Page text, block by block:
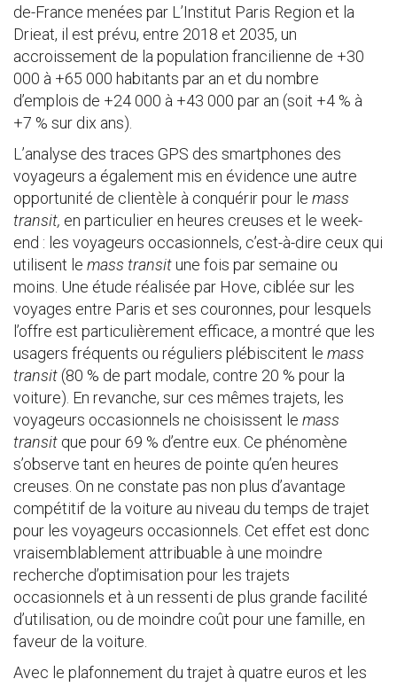
de-France menées par L’Institut Paris Region et la
Drieat, il est prévu, entre 2018 et 2035, un
accroissement de la population francilienne de +30
000 à +65 000 habitants par an et du nombre
d’emplois de +24 000 à +43 000 par an (soit +4 % à
+7 % sur dix ans).
L’analyse des traces GPS des smartphones des
voyageurs a également mis en évidence une autre
opportunité de clientèle à conquérir pour le mass
transit, en particulier en heures creuses et le week-
end : les voyageurs occasionnels, c’est-à-dire ceux qui
utilisent le mass transitune fois par semaine ou
moins. Une étude réalisée par Hove, ciblée sur les
voyages entre Paris et ses couronnes, pour lesquels
l’offre est particulièrement efficace, a montré que les
usagers fréquents ou réguliers plébiscitent le mass
transit (80 % de part modale, contre 20 % pour la
voiture). En revanche, sur ces mêmes trajets, les
voyageurs occasionnels ne choisissent le mass
transit que pour 69 % d’entre eux. Ce phénomène
s’observe tant en heures de pointe qu’en heures
creuses. On ne constate pas non plus d’avantage
compétitif de la voiture au niveau du temps de trajet
pour les voyageurs occasionnels. Cet effet est donc
vraisemblablement attribuable à une moindre
recherche d’optimisation pour les trajets
occasionnels et à un ressenti de plus grande facilité
d’utilisation, ou de moindre coût pour une famille, en
faveur de la voiture.
Avec le plafonnement du trajet à quatre euros et les